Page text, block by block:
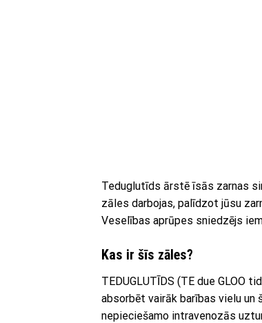
Teduglutīds ārstē īsās zarnas
zāles darbojas, palīdzot jūsu
Veselības aprūpes sniedzējs
Kas ir šīs zāles?
TEDUGLUTĪDS (TE due GLOO
absorbēt vairāk barības vielu un
nepieciešamo intravenozās